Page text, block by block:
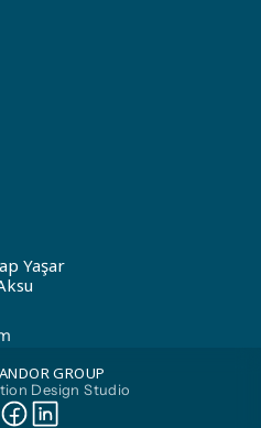
Yaşar
GROUP
Design Studio